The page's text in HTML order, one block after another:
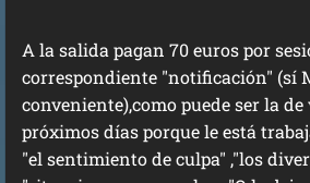
A la salida pagan 70 euros por
correspondiente "notificación" (sí
conveniente),como puede ser la
próximos días porque le está
"el sentimiento de culpa" ,"los